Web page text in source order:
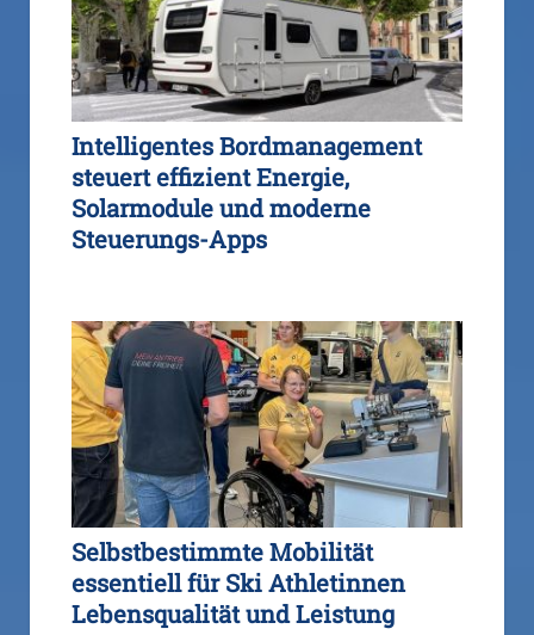
Intelligentes Bordmanagement
steuert effizient Energie,
Solarmodule und moderne
Steuerungs-Apps
Selbstbestimmte Mobilität
essentiell für Ski Athletinnen
Lebensqualität und Leistung